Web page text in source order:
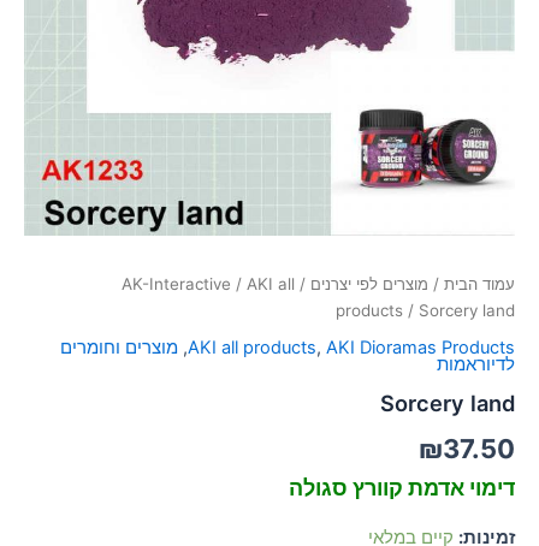
font_download סמן קישורים
לאפס
כל
cached
עמוד הבית / מוצרים לפי יצרנים /
AK-Interactive / AKI all
products / Sorcery land
AKI all products, AKI Dioramas Products
, מוצרים וחומרים
לדיוראמות
Sorcery land
₪37.50
דימוי אדמת קוורץ סגולה
זמינות: קיים במלאי